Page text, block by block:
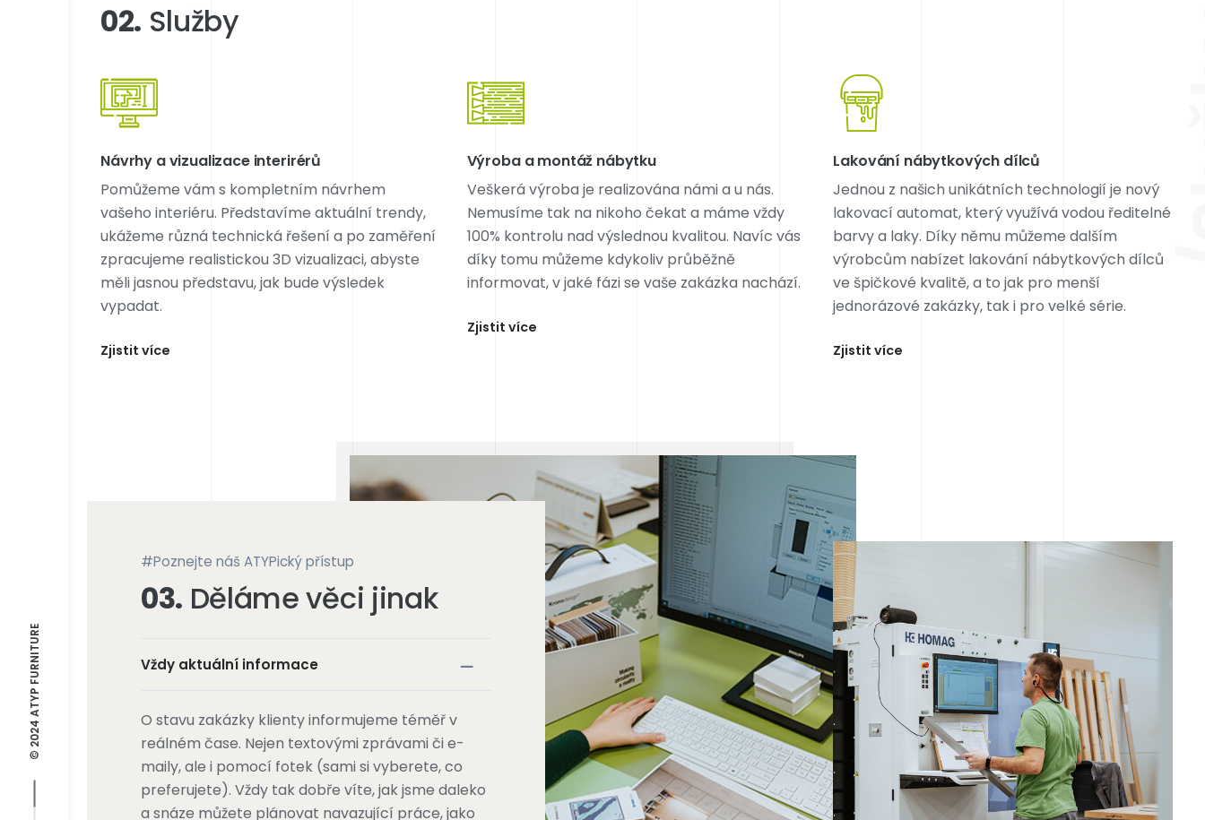
© 2024 ATYP FURNITURE
/
02. Služby
Návrhy a vizualizace interirérů
Pomůžeme vám s kompletním návrhem
vašeho interiéru. Představíme aktuální trendy,
ukážeme různá technická řešení a po zaměření
zpracujeme realistickou 3D vizualizaci, abyste
měli jasnou představu, jak bude výsledek
vypadat.
Zjistit více
Výroba a montáž nábytku
Veškerá výroba je realizována námi a u nás.
Nemusíme tak na nikoho čekat a máme vždy
100% kontrolu nad výslednou kvalitou. Navíc vás
díky tomu můžeme kdykoliv průběžně
informovat, v jaké fázi se vaše zakázka nachází.
Zjistit více
Lakování nábytkových dílců
Jednou z našich unikátních technologií je nový
lakovací automat, který využívá vodou ředitelné
barvy a laky. Díky němu můžeme dalším
výrobcům nabízet lakování nábytkových dílců
ve špičkové kvalitě, a to jak pro menší
jednorázové zakázky, tak i pro velké série.
Zjistit více
#Poznejte náš ATYPický přístup
03. Děláme věci jinak
Vždy aktuální informace
O stavu zakázky klienty informujeme téměř v
reálném čase. Nejen textovými zprávami či e-
maily, ale i pomocí fotek (sami si vyberete, co
preferujete). Vždy tak dobře víte, jak jsme daleko
a snáze můžete plánovat navazující práce, jako